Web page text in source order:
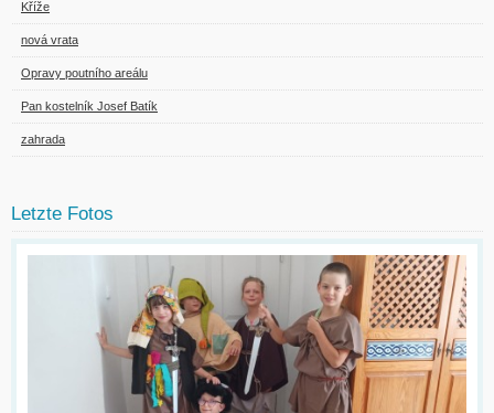
Kříže
nová vrata
Opravy poutního areálu
Pan kostelník Josef Batík
zahrada
Letzte Fotos